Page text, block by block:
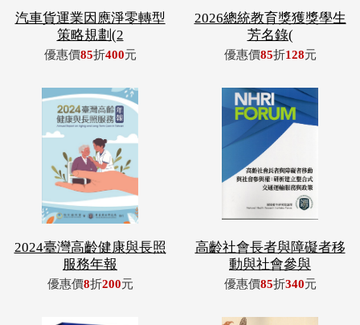
汽車貨運業因應淨零轉型
策略規劃(2
優惠價85折400元
2026總統教育獎獲獎學生
芳名錄(
優惠價85折128元
2024臺灣高齡健康與長照
服務年報
優惠價8折200元
高齡社會長者與障礙者移
動與社會參與
優惠價85折340元